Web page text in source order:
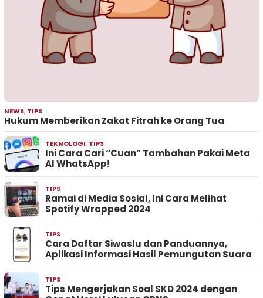
NEWS, TIPS
Hukum Memberikan Zakat Fitrah ke Orang Tua
TEKNOLOGI, TIPS
Ini Cara Cari “Cuan” Tambahan Pakai Meta
AI WhatsApp!
TIPS
Ramai di Media Sosial, Ini Cara Melihat
Spotify Wrapped 2024
TIPS
Cara Daftar Siwaslu dan Panduannya,
Aplikasi Informasi Hasil Pemungutan Suara
TIPS
Tips Mengerjakan Soal SKD 2024 dengan